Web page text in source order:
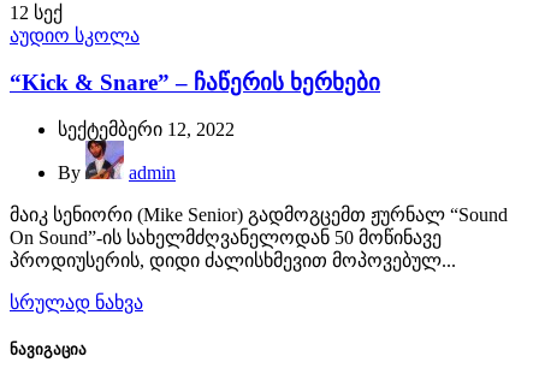
12 სექ
აუდიო სკოლა
“Kick & Snare” – ჩაწერის ხერხები
სექტემბერი 12, 2022
By admin
მაიკ სენიორი (Mike Senior) გადმოგცემთ ჟურნალ “Sound
On Sound”-ის სახელმძღვანელოდან 50 მოწინავე
პროდიუსერის, დიდი ძალისხმევით მოპოვებულ...
სრულად ნახვა
ნავიგაცია